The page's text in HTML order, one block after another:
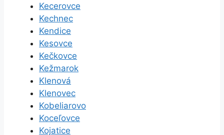
Kecerovce
Kechnec
Kendice
Kesovce
Kečkovce
Kežmarok
Klenová
Klenovec
Kobeliarovo
Koceľovce
Kojatice